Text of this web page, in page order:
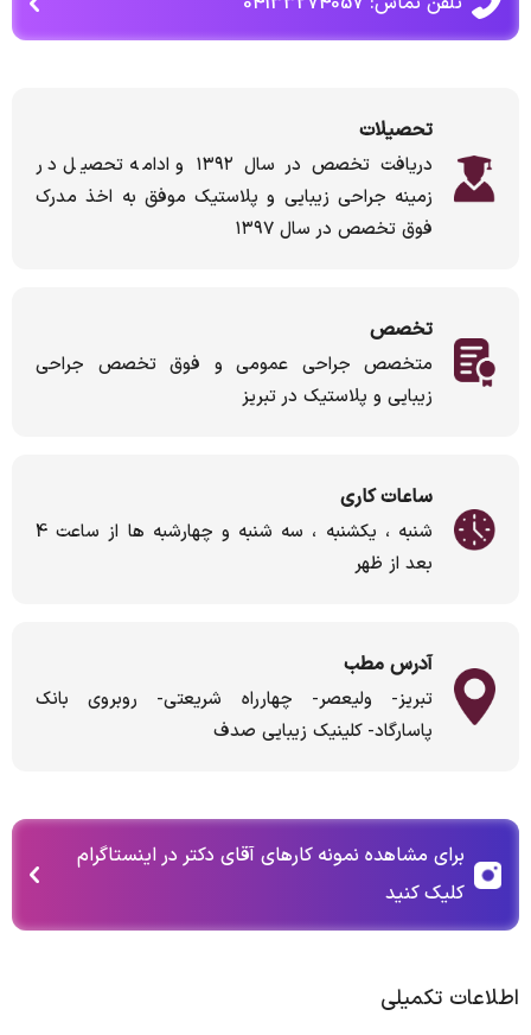
تحصیلات
دریافت تخصص در سال ۱۳۹۲ و ادامه تحصیل در
زمینه جراحی زیبایی و پلاستیک موفق به اخذ مدرک
فوق تخصص در سال ۱۳۹۷
تخصص
متخصص جراحی عمومی و فوق تخصص جراحی
زیبایی و پلاستیک در تبریز
ساعات کاری
شنبه ، یکشنبه ، سه شنبه و چهارشبه ها از ساعت 4
بعد از ظهر
آدرس مطب
تبریز- ولیعصر- چهارراه شریعتی- روبروی بانک
پاسارگاد- کلینیک زیبایی صدف
برای مشاهده نمونه کارهای آقای دکتر در اینستاگرام
کلیک کنید
اطلاعات تکمیلی